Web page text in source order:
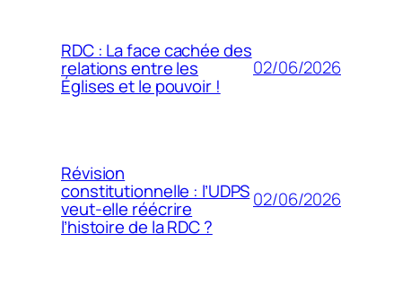
RDC : La face cachée des
relations entre les
Églises et le pouvoir !
02/06/2026
Révision
constitutionnelle : l’UDPS
veut-elle réécrire
l’histoire de la RDC ?
02/06/2026